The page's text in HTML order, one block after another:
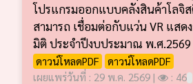
โปรแกรมออกแบบคลังสินค้าโลจิ
สามารถ เชื่อมต่อกับแว่น VR แสด
มิติ ประจำปีงบประมาณ พ.ศ.2569
ดาวน์โหลดPDF
ดาวน์โหลดPDF
เผยแพร่วันที่ : 29 พ.ค. 2569 |
: 46